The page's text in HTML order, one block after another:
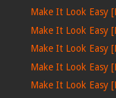
Make It Look Easy
Make It Look Easy
Make It Look Easy
Make It Look Easy
Make It Look Easy